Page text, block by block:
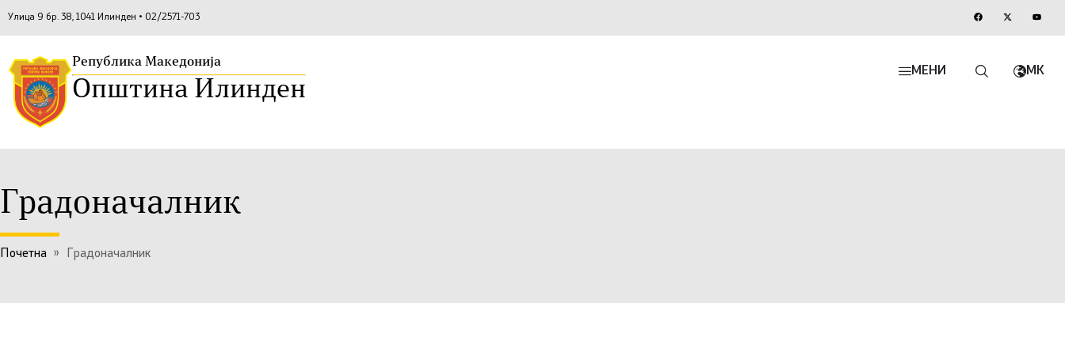
Улица 9 бр. 38, 1041 Илинден • 02/2571-703
Република Македонија
Општина Илинден
МЕНИ MK
Градоначалник
Почетна » Градоначалник